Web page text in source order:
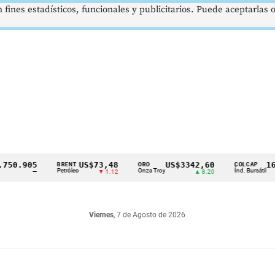
BRENT
Petróleo
US$73,48
▼ 1.12
ORO
Onza Troy
US$3342,60 COLCAP
Índ. Bursátil
Viernes, 7 de Agosto de 2026
estadísticos, funcionales y publicitarios. Puede aceptarlas